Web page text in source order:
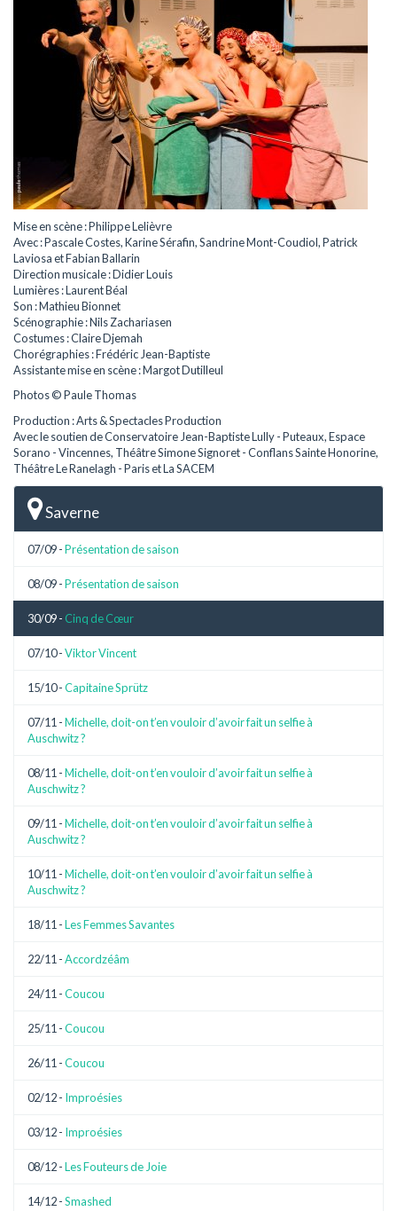
Mise en scène : Philippe Lelièvre
Avec : Pascale Costes, Karine Sérafin, Sandrine Mont-Coudiol, Patrick
Laviosa et Fabian Ballarin
Direction musicale : Didier Louis
Lumières : Laurent Béal
Son : Mathieu Bionnet
Scénographie : Nils Zachariasen
Costumes : Claire Djemah
Chorégraphies : Frédéric Jean-Baptiste
Assistante mise en scène : Margot Dutilleul
Photos © Paule Thomas
Production : Arts & Spectacles Production
Avec le soutien de Conservatoire Jean-Baptiste Lully - Puteaux, Espace
Sorano - Vincennes, Théâtre Simone Signoret - Conflans Sainte Honorine,
Théâtre Le Ranelagh - Paris et La SACEM
Saverne
07/09 -Présentation de saison
08/09 -Présentation de saison
30/09 - Cinq de Cœur
07/10 -Viktor Vincent
15/10 -Capitaine Sprütz
07/11 -Michelle, doit-on t’en vouloir d’avoir fait un selfie à
Auschwitz ?
08/11 -Michelle, doit-on t’en vouloir d’avoir fait un selfie à
Auschwitz ?
09/11 -Michelle, doit-on t’en vouloir d’avoir fait un selfie à
Auschwitz ?
10/11 -Michelle, doit-on t’en vouloir d’avoir fait un selfie à
Auschwitz ?
18/11 -Les Femmes Savantes
22/11 -Accordzéâm
24/11 -Coucou
25/11 -Coucou
26/11 -Coucou
02/12 - Improésies
03/12 - Improésies
08/12 -Les Fouteurs de Joie
14/12 -Smashed